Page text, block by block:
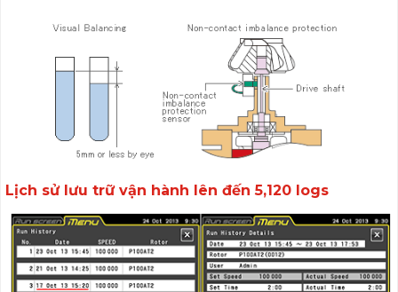
Lịch sử lưu trữ vận hành lên đến 5,120 logs